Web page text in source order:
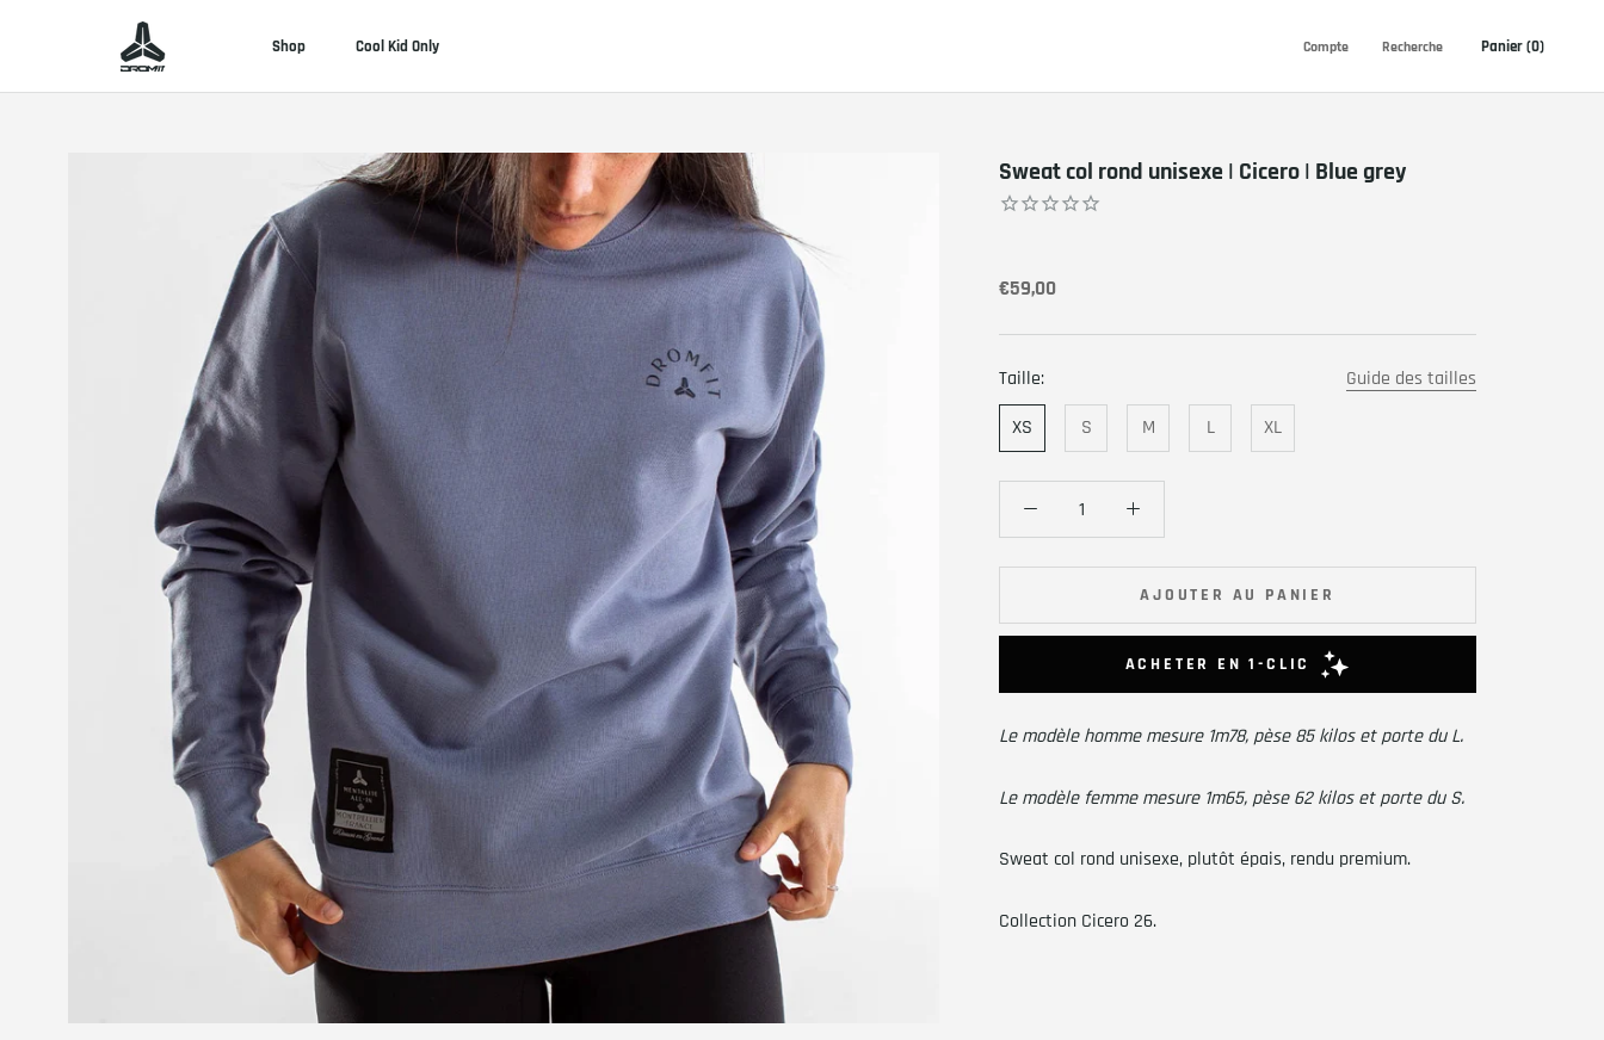
Shop
Cool Kid Only
Compte Recherche Panier (0)
Sweat col rond unisexe | Cicero | Blue grey
€59,00
Taille:
Guide des tailles
XS
S M L XL
AJOUTER AU PANIER
Le modèle homme mesure 1m78, pèse 85 kilos et porte du L.
Le modèle femme mesure 1m65, pèse 62 kilos et porte du S.
Sweat col rond unisexe, plutôt épais, rendu premium.
Collection Cicero 26.